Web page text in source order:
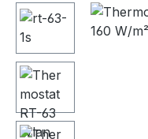
Bildergalerie